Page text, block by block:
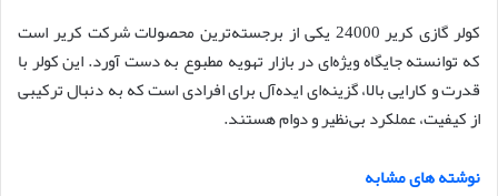
کولر گازی کریر 24000 یکی از برجسته‌ترین محصولات شرکت کریر است
که توانسته جایگاه ویژه‌ای در بازار تهویه مطبوع به دست آورد. این کولر با
قدرت و کارایی بالا، گزینه‌ای ایده‌آل برای افرادی است که به دنبال ترکیبی
از کیفیت، عملکرد بی‌نظیر و دوام هستند.
نوشته های مشابه